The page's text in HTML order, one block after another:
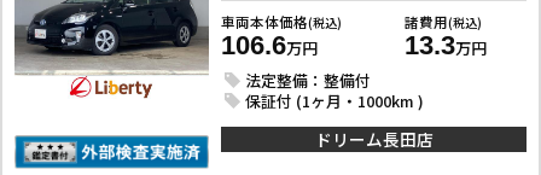
車両本体価格(税込)
106.6万円
諸費用(税込)
13.3万円
法定整備：整備付
保証付 (1ヶ月・1000km )
ドリーム長田店